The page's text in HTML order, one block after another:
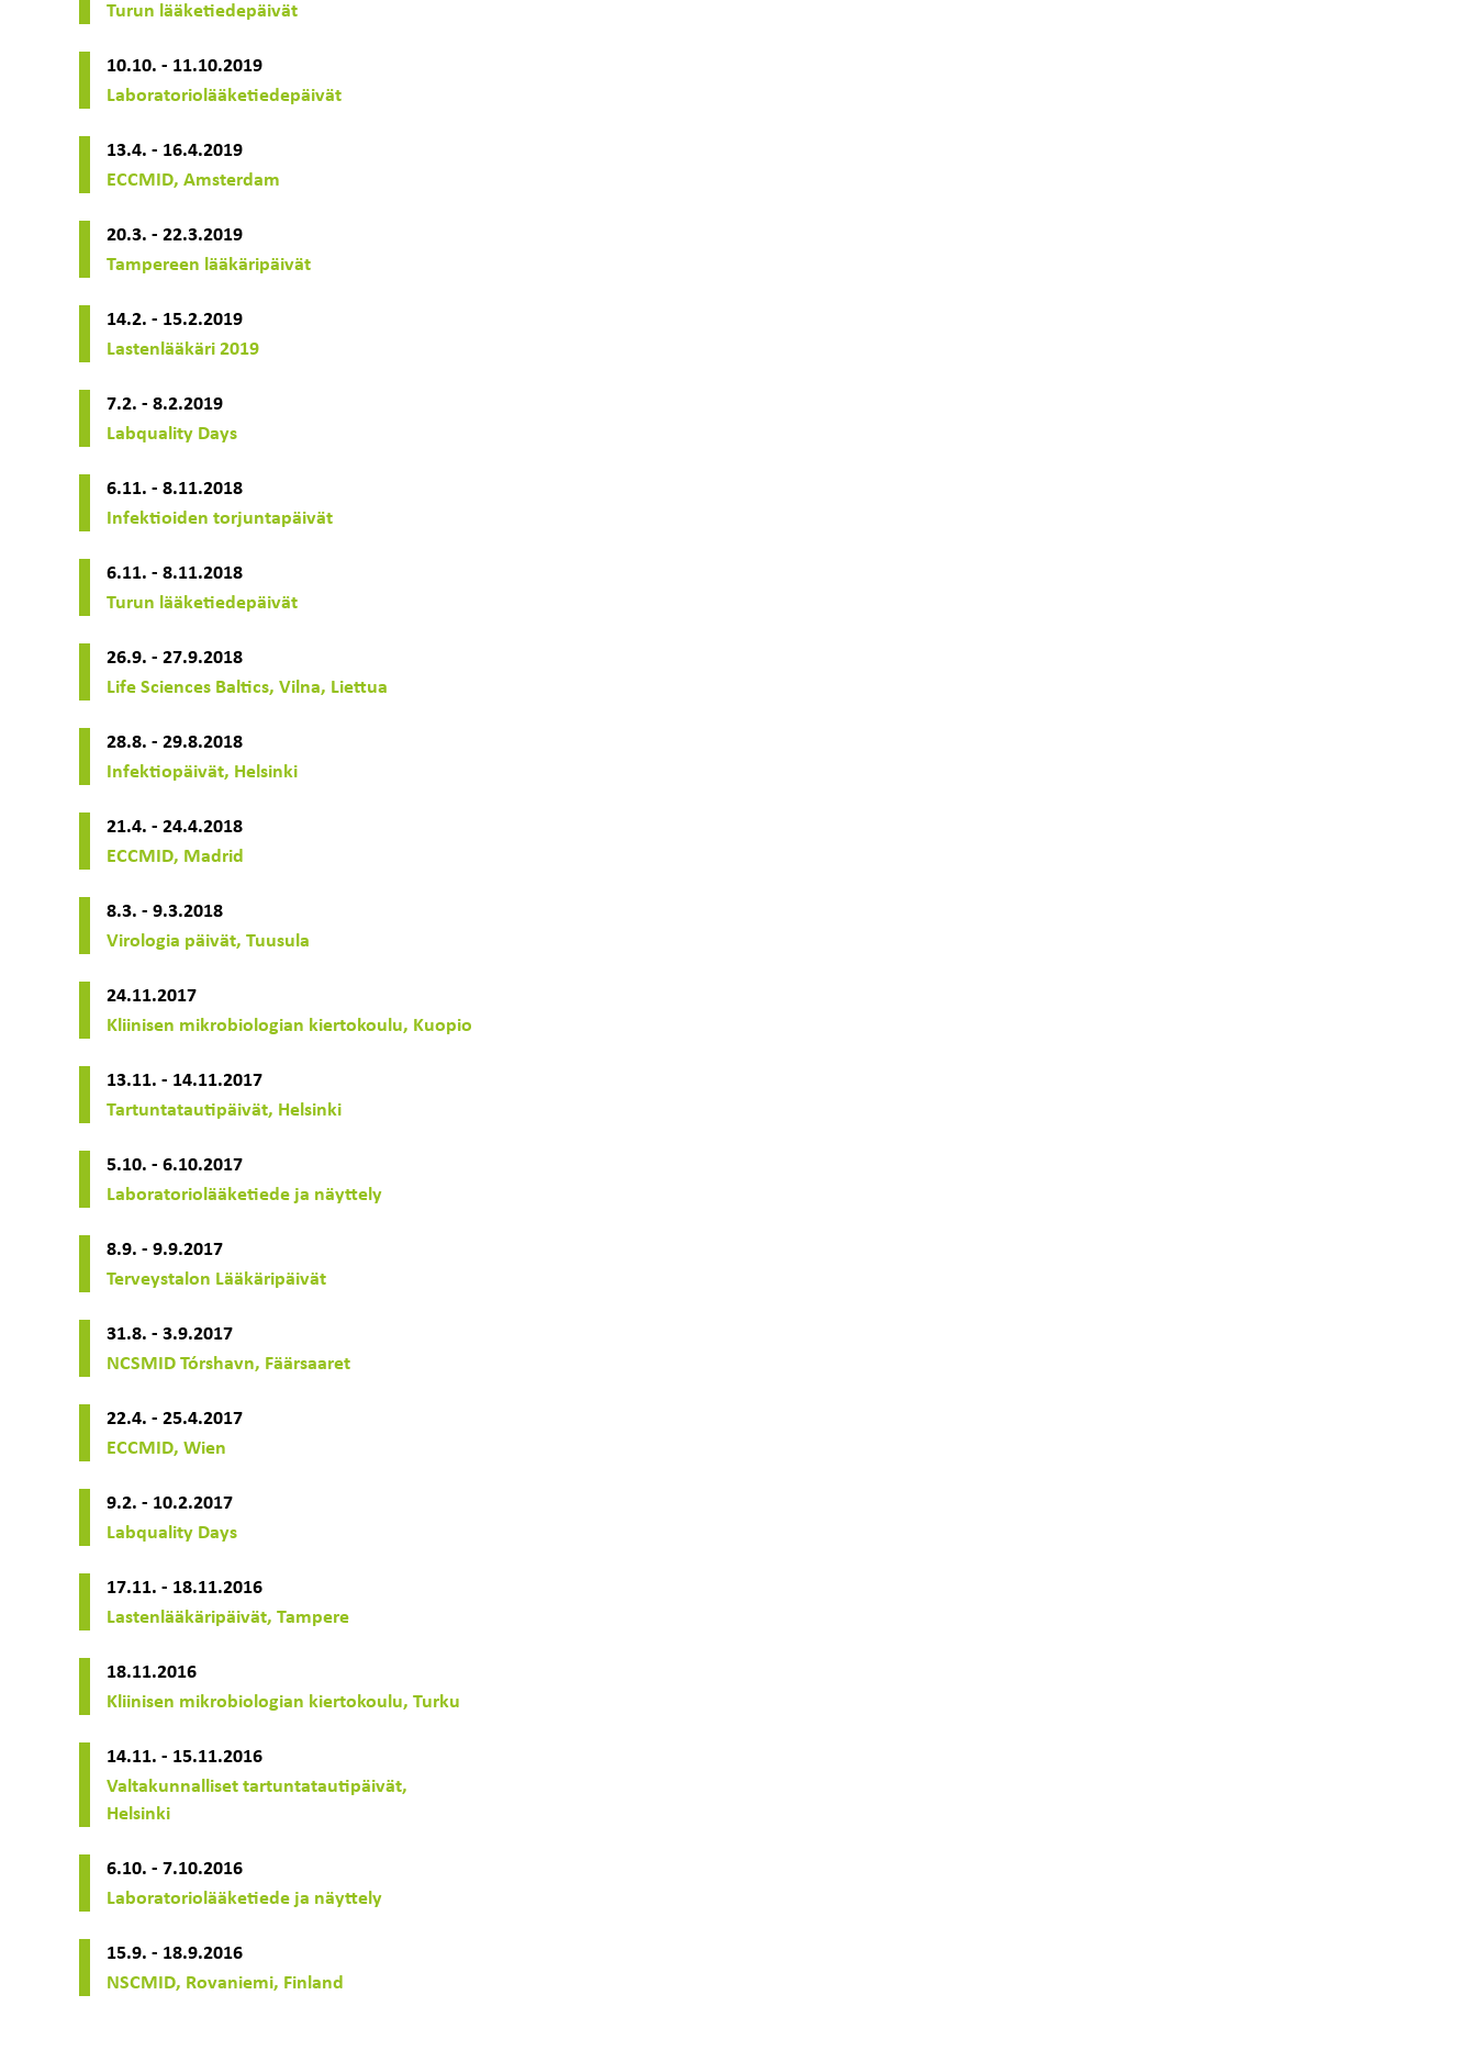
Turun lääketiedepäivät
10.10. - 11.10.2019
Laboratoriolääketiedepäivät
13.4. - 16.4.2019
ECCMID, Amsterdam
20.3. - 22.3.2019
Tampereen lääkäripäivät
14.2. - 15.2.2019
Lastenlääkäri 2019
7.2. - 8.2.2019
Labquality Days
6.11. - 8.11.2018
Infektioiden torjuntapäivät
6.11. - 8.11.2018
Turun lääketiedepäivät
26.9. - 27.9.2018
Life Sciences Baltics, Vilna, Liettua
28.8. - 29.8.2018
Infektiopäivät, Helsinki
21.4. - 24.4.2018
ECCMID, Madrid
8.3. - 9.3.2018
Virologia päivät, Tuusula
24.11.2017
Kliinisen mikrobiologian kiertokoulu, Kuopio
13.11. - 14.11.2017
Tartuntatautipäivät, Helsinki
5.10. - 6.10.2017
Laboratoriolääketiede ja näyttely
8.9. - 9.9.2017
Terveystalon Lääkäripäivät
31.8. - 3.9.2017
NCSMID Tórshavn, Fäärsaaret
22.4. - 25.4.2017
ECCMID, Wien
9.2. - 10.2.2017
Labquality Days
17.11. - 18.11.2016
Lastenlääkäripäivät, Tampere
18.11.2016
Kliinisen mikrobiologian kiertokoulu, Turku
14.11. - 15.11.2016
Valtakunnalliset tartuntatautipäivät,
Helsinki
6.10. - 7.10.2016
Laboratoriolääketiede ja näyttely
15.9. - 18.9.2016
NSCMID, Rovaniemi, Finland